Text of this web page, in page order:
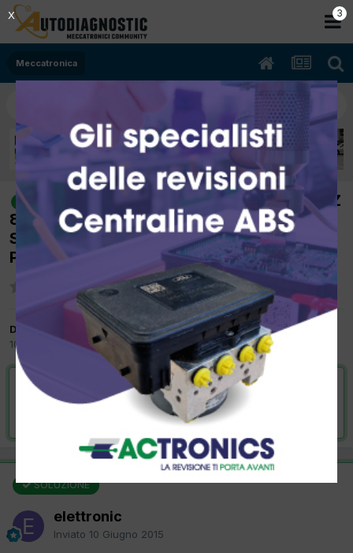
Meccatronica
risolto
[PEUGEOT 308 08/2009 1600cc 9HZ
80Kw Diesel] L'AUTO PARTE E DOPO 2/3
SECONDI SI SPEGNE BORBOTTANDO (dtc
P0402,P1462)
Da elettronic
10 Giugno 2015 inMeccatronica
VAI ALLA SOLUZIONE
Risolta da elettronic,10 Giugno 2015
SOLUZIONE
elettronic
Inviato 10 Giugno 2015
2
X